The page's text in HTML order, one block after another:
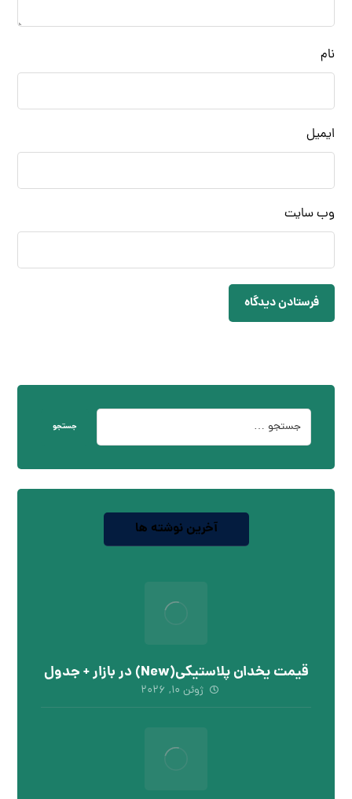
نام
ایمیل
وب‌ سایت
فرستادن دیدگاه
جستجو
آخرین نوشته ها
قیمت یخدان پلاستیکی(New) در بازار + جدول
ژوئن ۱۰, ۲۰۲۶